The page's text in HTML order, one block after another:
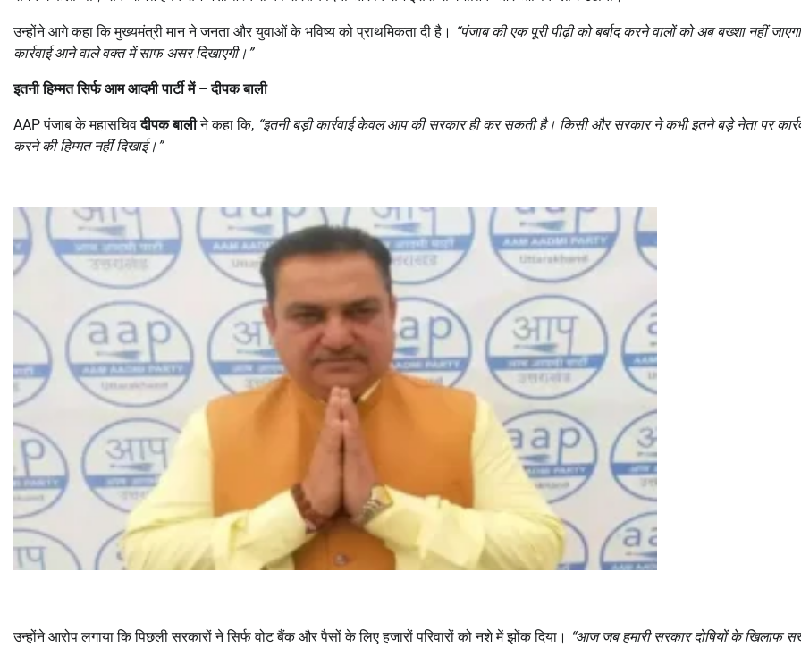
उन्होंने आगे कहा कि मुख्यमंत्री मान ने जनता और युवाओं के भविष्य को प्राथमिकता दी है। “पंजाब की एक पूरी पीढ़ी को बर्बाद करने वालों को अब बख्शा नहीं
कार्रवाई आने वाले वक्त में साफ असर दिखाएगी।”
इतनी हिम्मत सिर्फ आम आदमी पार्टी में–दीपक बाली
AAP पंजाब के महासचिवदीपक बालीने कहा कि, “इतनी बड़ी कार्रवाई केवल आप की सरकार ही कर सकती है। किसी और सरकार ने कभी इतने बड़े नेता पर
करने की हिम्मत नहीं दिखाई।”
उन्होंने आरोप लगाया कि पिछली सरकारों ने सिर्फ वोट बैंक और पैसों के लिए हजारों परिवारों को नशे में झोंक दिया। “आज जब हमारी सरकार दोषियों के खिलाफ